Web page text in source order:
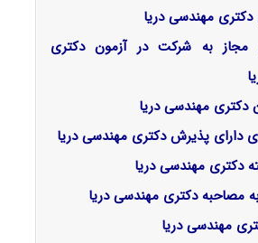
مهندسی دریا
مجاز به شرکت در آزمون دکتری
دکتری مهندسی دریا
دارای پذیرش دکتری مهندسی دریا
دکتری مهندسی دریا
مصاحبه دکتری مهندسی دریا
مهندسی دریا